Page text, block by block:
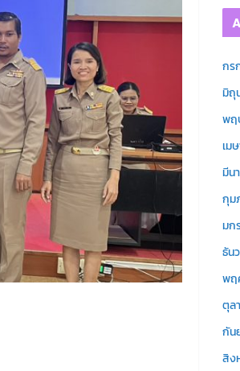
กร
มิถุ
พฤ
เม
มีน
กุม
มก
ธัน
พฤ
ตุล
กัน
สิง